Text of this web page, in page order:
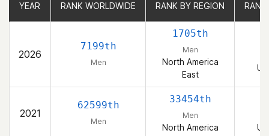
YEAR RANK WORLDWIDE RANK BY REGION
2026
7199th
Men
1705th
Men
North America
East
2021
62599th
Men
33454th
Men
North America
YEAR RANK WORLDWIDE RANK BY REGION